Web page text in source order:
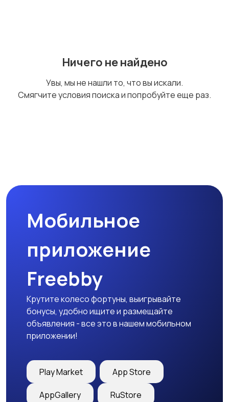
Медицина Начало карьеры
Образование и наука
закупки
Ничего не найдено
Увы, мы не нашли то, что вы искали.
Смягчите условия поиска и попробуйте еще раз.
Мобильное
приложение
Freebby
Крутите колесо фортуны, выигрывайте
бонусы, удобно ищите и размещайте
объявления - все это в нашем мобильном
приложении!
Play Market App Store
AppGallery RuStore